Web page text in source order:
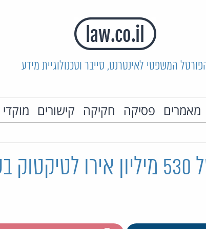
המשפטי לאינטרנט, סייבר וטכנולוגיית מידע
מאמרים פסיקה חקיקה קישורים
אירלנד: קנס של 530 מיליון אירו